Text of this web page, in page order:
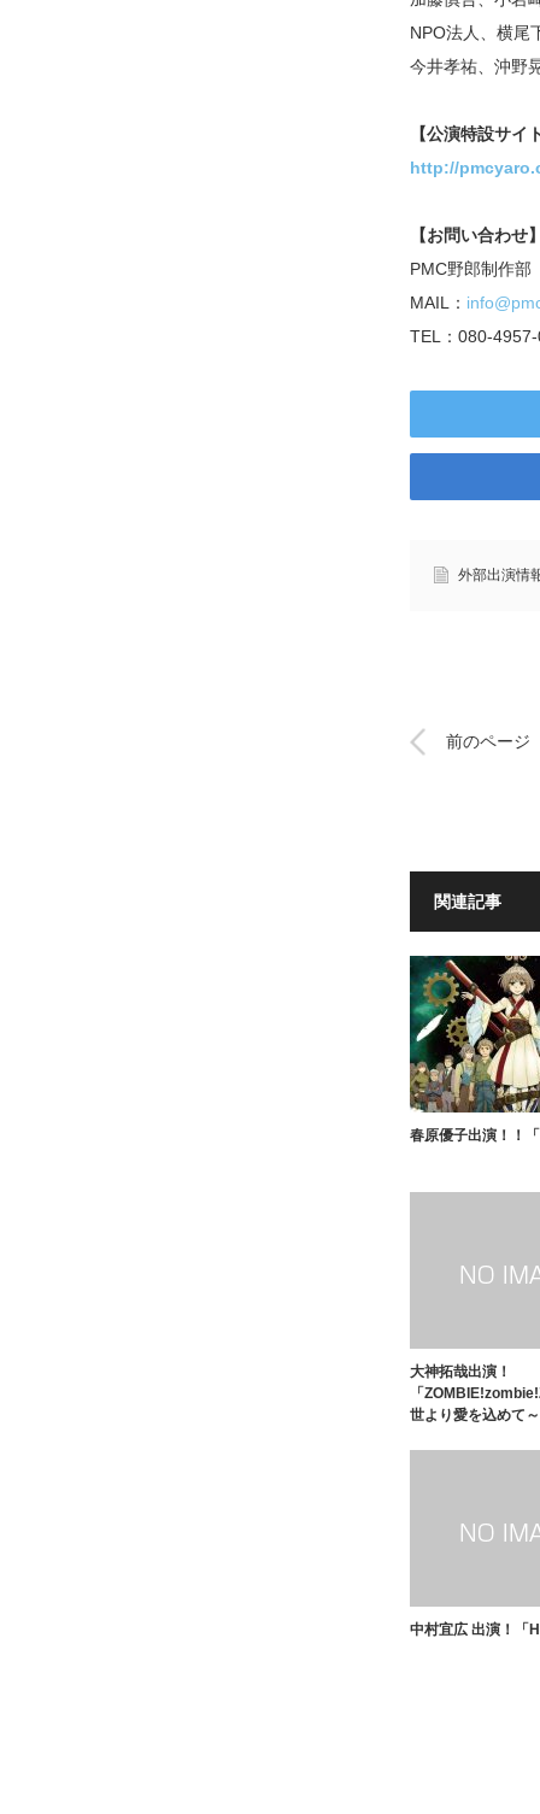
NPO法人、横尾
今井孝祐、沖野
【公演特設サイ
http://
【お問い合わせ
PMC野郎制作部
MAIL：
TEL：080-
外部出演情
前のページ
関連記事
春原優子出演！！
大神拓哉出演！
「
世より愛を込めて
中村宜広 出演！「